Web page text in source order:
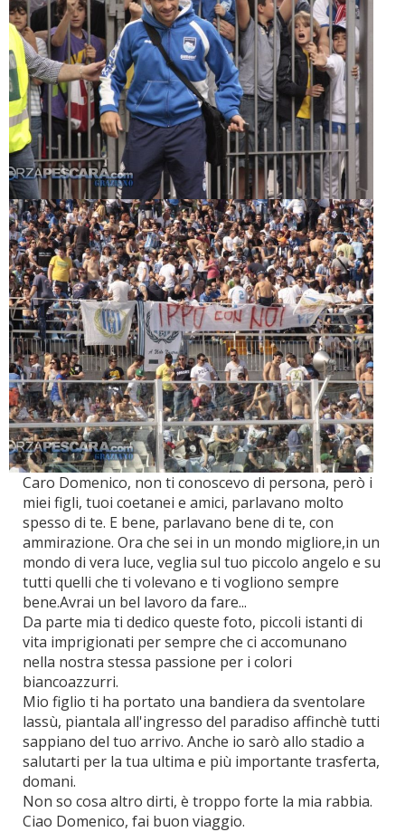
Caro Domenico, non ti conoscevo di persona, però i
miei figli, tuoi coetanei e amici, parlavano molto
spesso di te. E bene, parlavano bene di te, con
ammirazione. Ora che sei in un mondo migliore,in un
mondo di vera luce, veglia sul tuo piccolo angelo e su
tutti quelli che ti volevano e ti vogliono sempre
bene.Avrai un bel lavoro da fare...
Da parte mia ti dedico queste foto, piccoli istanti di
vita imprigionati per sempre che ci accomunano
nella nostra stessa passione per i colori
biancoazzurri.
Mio figlio ti ha portato una bandiera da sventolare
lassù, piantala all'ingresso del paradiso affinchè tutti
sappiano del tuo arrivo. Anche io sarò allo stadio a
salutarti per la tua ultima e più importante trasferta,
domani.
Non so cosa altro dirti, è troppo forte la mia rabbia.
Ciao Domenico, fai buon viaggio.